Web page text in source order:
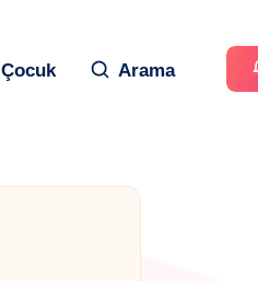
Çocuk Arama